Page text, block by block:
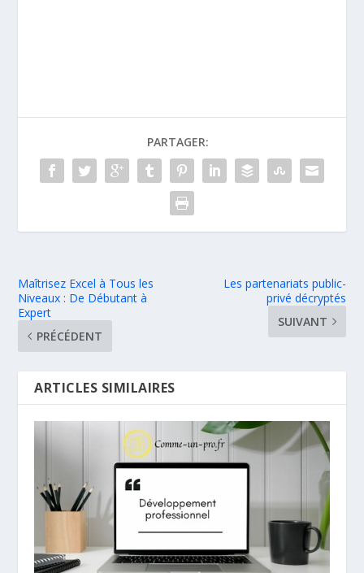
PARTAGER:
Maîtrisez Excel à Tous les
Niveaux : De Débutant à
Expert
PRÉCÉDENT
Les partenariats public-
privé décryptés
SUIVANT
ARTICLES SIMILAIRES